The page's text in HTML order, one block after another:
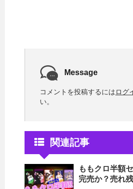
Message
コメントを投稿するにはログ
い。
関連記事
ももクロ半額
完売か？売れ